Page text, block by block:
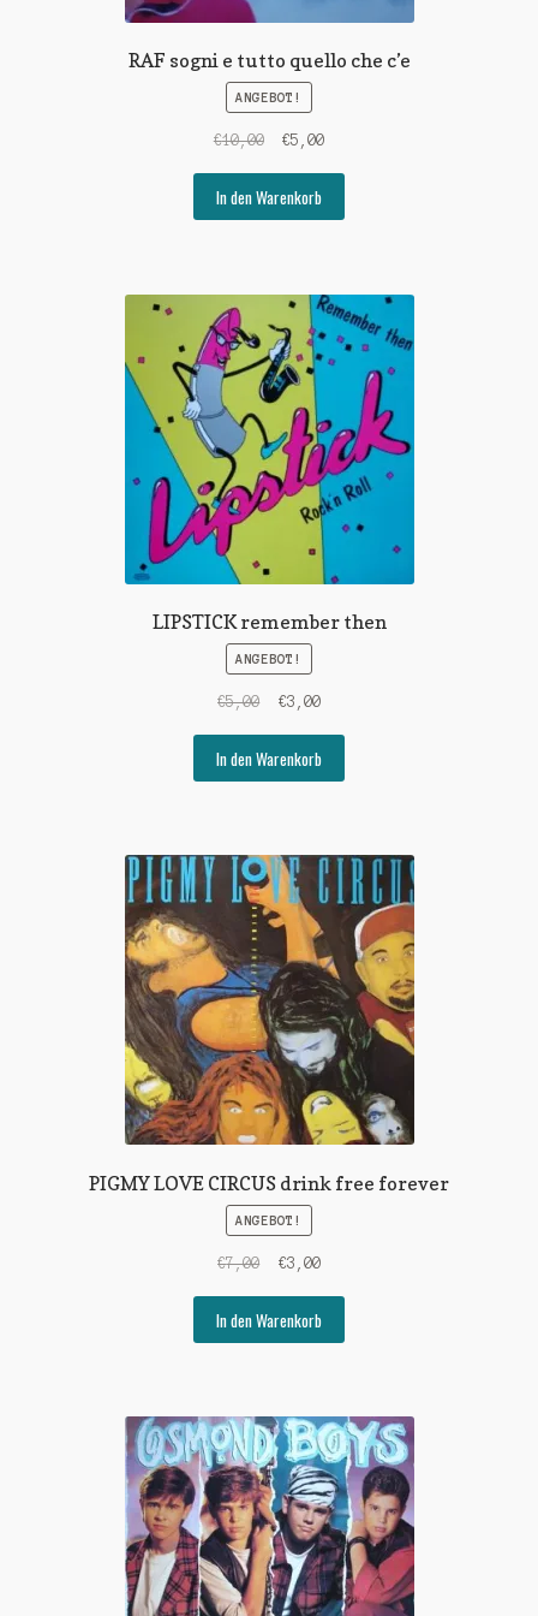
RAF sogni e tutto quello che c’e
ANGEBOT!
€10,00
Ursprünglicher
war:
€10,00
€5,00Aktueller
€5,00.
In den Warenkorb
LIPSTICK remember then
ANGEBOT!
€5,00
Ursprünglicher
war:
€5,00
€3,00Aktueller
ist:
€3,00.
In den Warenkorb
PIGMY LOVE CIRCUS drink free forever
ANGEBOT!
€7,00
Ursprünglicher
war:
€7,00
€3,00Aktueller
ist:
€3,00.
In den Warenkorb